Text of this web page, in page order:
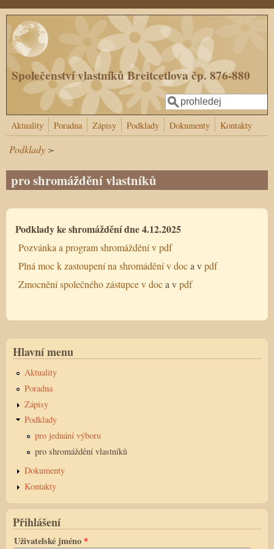
Přejít k hlavnímu obsahu
Společenství vlastníků Breitcetlova čp. 876-880
Vyhledávání
Hledat
Aktuality Poradna Zápisy Podklady Dokumenty Kontakty
Podklady >
pro shromáždění vlastníků
Podklady ke shromáždění dne 4.12.2025
Pozvánka a program shromáždění v pdf
Plná moc k zastoupení na shromádění v doca vpdf
Zmocnění společného zástupce v doca vpdf
Hlavní menu
Aktuality
Poradna
Zápisy
Podklady
pro jednání výboru
pro shromáždění vlastníků
Dokumenty
Kontakty
Přihlášení
Uživatelské jméno *